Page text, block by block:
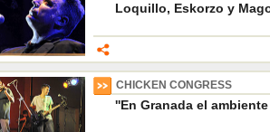
Loquillo, Eskorzo y
CHICKEN CONGRESS
''En Granada el